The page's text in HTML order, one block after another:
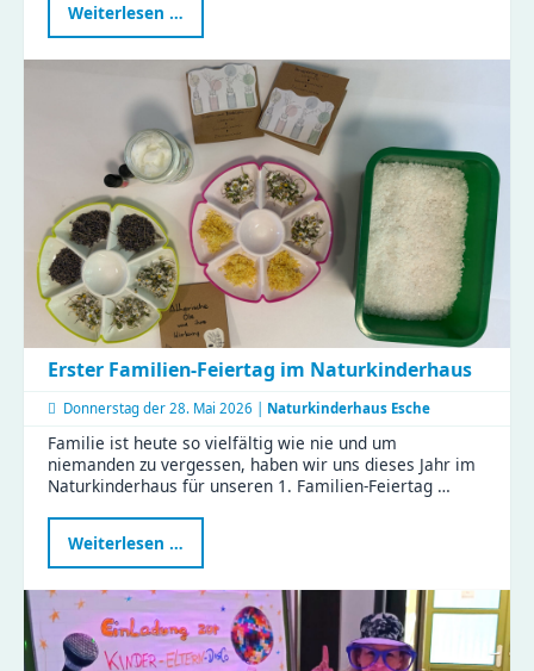
Weiterlesen …
Fortbildung
stärkt
Familienrat
in
Chemnitz
–
KJF-
Fachkräfte
starten
weiter
durch
Erster Familien-Feiertag im Naturkinderhaus
Donnerstag der 28. Mai 2026 | Naturkinderhaus Esche
Familie ist heute so vielfältig wie nie und um
niemanden zu vergessen, haben wir uns dieses Jahr im
Naturkinderhaus für unseren 1. Familien-Feiertag …
Weiterlesen …
Familien-
Feiertag
Naturkinderhaus